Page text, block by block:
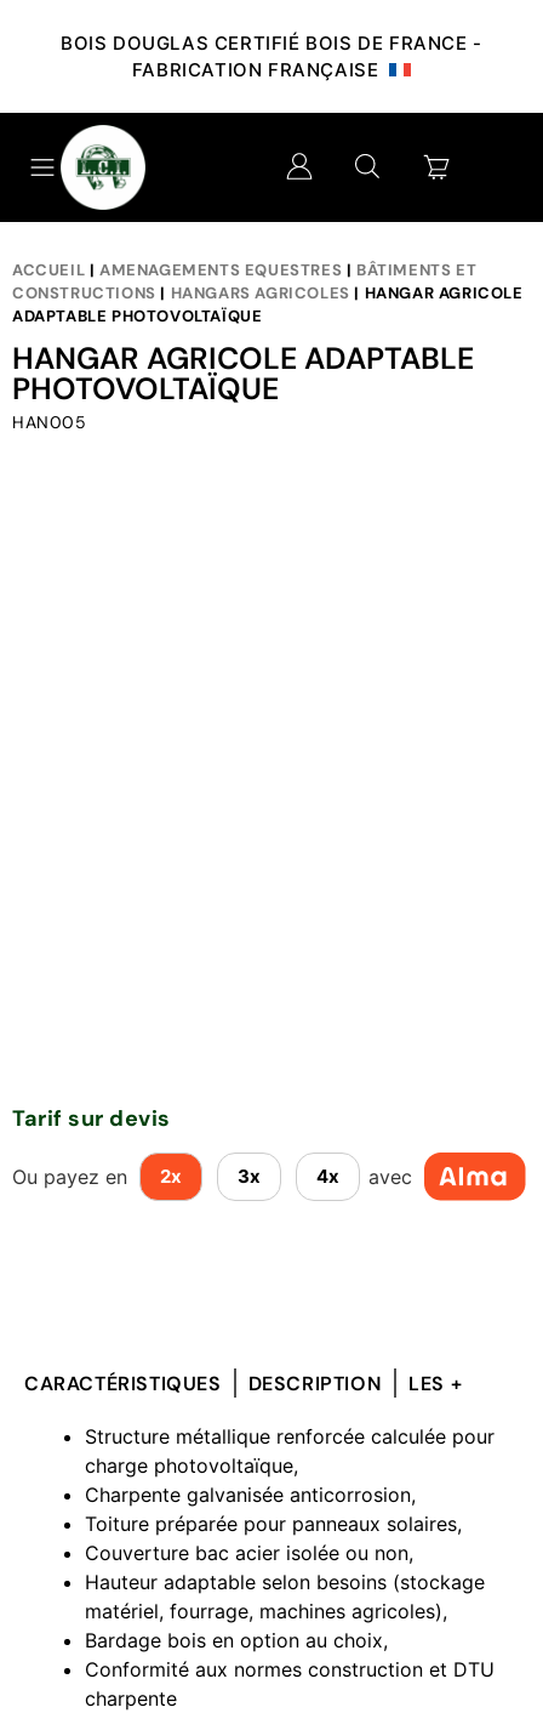
BOIS DOUGLAS CERTIFIÉ BOIS DE FRANCE -
FABRICATION FRANÇAISE
ACCUEIL |AMENAGEMENTS EQUESTRES | BÂTIMENTS ET
CONSTRUCTIONS | HANGARS AGRICOLES | HANGAR AGRICOLE
ADAPTABLE PHOTOVOLTAÏQUE
HANGAR AGRICOLE ADAPTABLE
PHOTOVOLTAÏQUE
HAN005
Tarif sur devis
Ou payez en 2x 3x 4x avec
CARACTÉRISTIQUES DESCRIPTION LES +
Structure métallique renforcée calculée pour
charge photovoltaïque,
Charpente galvanisée anticorrosion,
Toiture préparée pour panneaux solaires,
Couverture bac acier isolée ou non,
Hauteur adaptable selon besoins (stockage
matériel, fourrage, machines agricoles),
Bardage bois en option au choix,
Conformité aux normes construction et DTU
charpente